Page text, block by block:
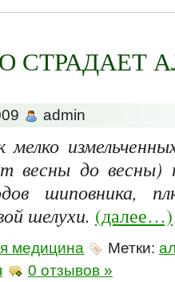
СТРАДАЕТ
admin
весны до весны)
шиповника,
шелухи. (далее…)
медицина Метки:
0 отзывов »